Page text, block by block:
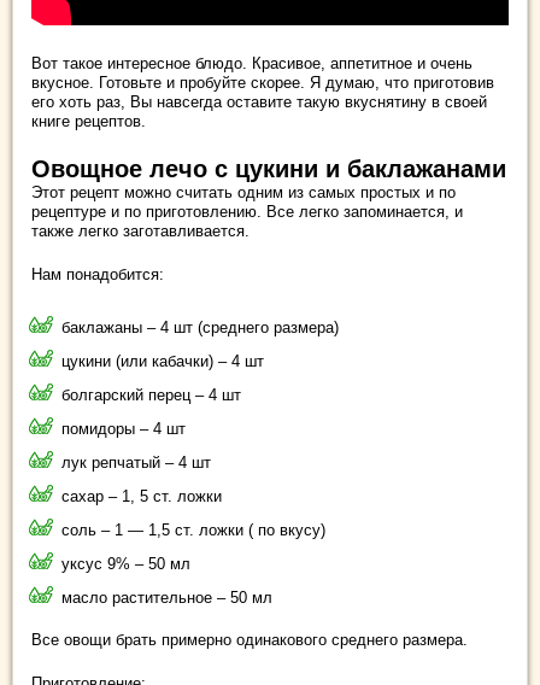
Вот такое интересное блюдо. Красивое, аппетитное и очень
вкусное. Готовьте и пробуйте скорее. Я думаю, что приготовив
его хоть раз, Вы навсегда оставите такую вкуснятину в своей
книге рецептов.
Овощное лечо с цукини и баклажанами
Этот рецепт можно считать одним из самых простых и по
рецептуре и по приготовлению. Все легко запоминается, и
также легко заготавливается.
Нам понадобится:
баклажаны – 4 шт (среднего размера)
цукини (или кабачки) – 4 шт
болгарский перец – 4 шт
помидоры – 4 шт
лук репчатый – 4 шт
сахар – 1, 5 ст. ложки
соль – 1 — 1,5 ст. ложки ( по вкусу)
уксус 9% – 50 мл
масло растительное – 50 мл
Все овощи брать примерно одинакового среднего размера.